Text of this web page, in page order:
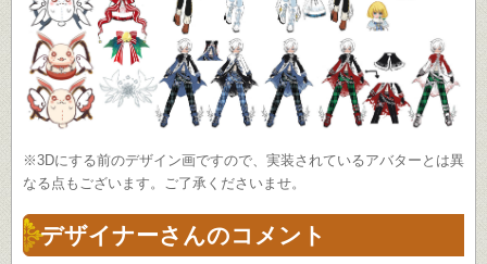
※3Dにする前のデザイン画ですので、実装されているアバターとは異
なる点もございます。ご了承くださいませ。
デザイナーさんのコメント